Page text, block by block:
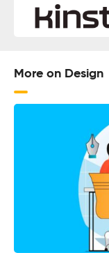
More on Design